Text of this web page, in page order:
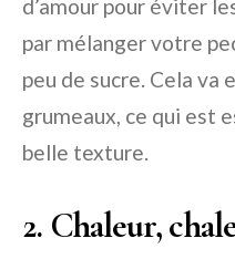
d’amour pour éviter
par mélanger votre
peu de sucre. Cela va
grumeaux, ce qui est
belle texture.
2. Chaleur,